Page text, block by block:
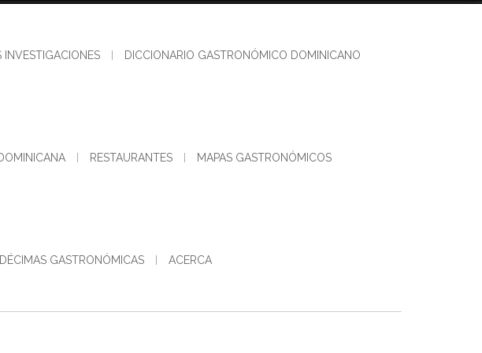
INVESTIGACIONES DICCIONARIO GASTRONÓMICO DOMINICANO
RESTAURANTES MAPAS GASTRONÓMICOS
DÉCIMAS GASTRONÓMICAS ACERCA